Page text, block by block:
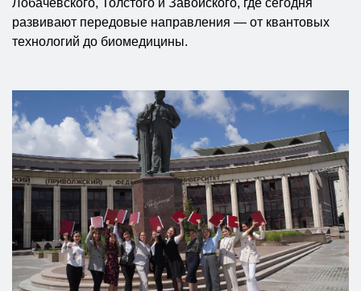
развивают передовые направления — от квантовых
технологий до биомедицины.